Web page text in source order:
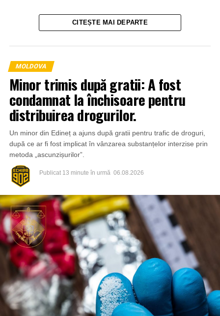
Un alt caz a fost surprins de camerele de supraveghere
din pasajul subteran de pe strada Ciuflea, la intersecția cu
bulevardul Ștefan cel Mare și Sfânt. Imaginile arată cum o
persoană deteriorează intenționat o cameră video, iar
ulterior sunt distruse și mai multe plăci de teracotă de pe
peretele pasajului. Primăria Chișinău a sesizat organele
de drept, care urmează să stabilească toate
circumstanțele și identitatea persoanelor implicate.
Elementele deteriorate vor fi reparate în cel mai scurt timp.
CITEȘTE MAI DEPARTE
MOLDOVA
Minor trimis după gratii: A fost
condamnat la închisoare pentru
distribuirea drogurilor.
Un minor din Edineț a ajuns după gratii pentru trafic de droguri,
după ce ar fi fost implicat în vânzarea substanțelor interzise prin
metoda „ascunzișurilor”.
Publicat 13 minute în urmă 06.08.2026